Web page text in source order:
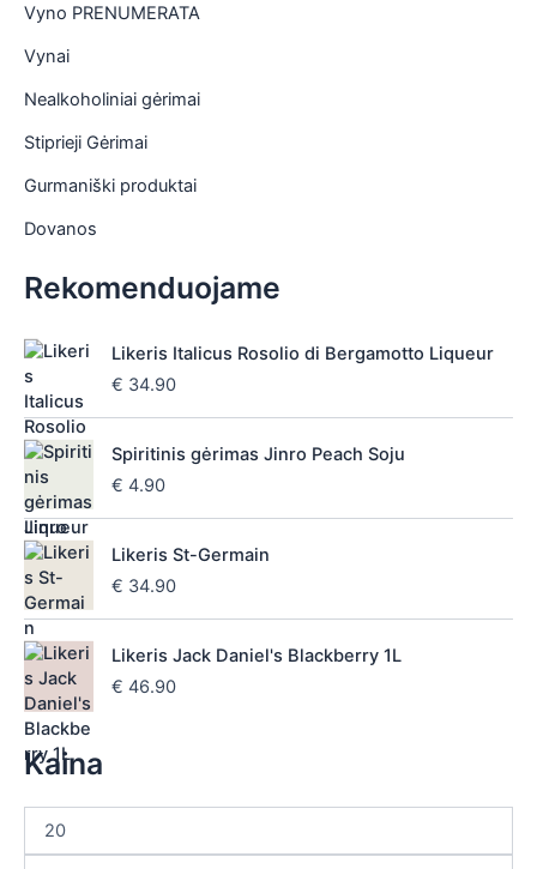
Vyno PRENUMERATA
Vynai
Nealkoholiniai gėrimai
Stiprieji Gėrimai
Gurmaniški produktai
Dovanos
Rekomenduojame
Likeris Italicus Rosolio di Bergamotto Liqueur
€ 34.90
Spiritinis gėrimas Jinro Peach Soju
€ 4.90
Likeris St-Germain
€ 34.90
Likeris Jack Daniel's Blackberry 1L
€ 46.90
Kaina